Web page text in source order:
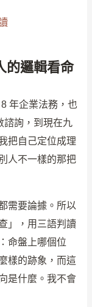
的邏輯看命
年企業法務，也
諮詢，到現在九
把自己定位成理
人不一樣的那把
需要論據。所以
」，用三語判讀
命盤上哪個位
樣的跡象，而這
是什麼。我不會